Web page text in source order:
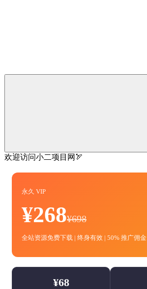
欢迎访问小二项目网🏹
永久 VIP
¥268¥698
全站资源免费下载 | 终身有效 | 50% 推广佣金
¥68